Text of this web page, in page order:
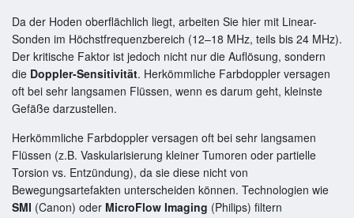
Da der Hoden oberflächlich liegt, arbeiten Sie hier mit Linear-
Sonden im Höchstfrequenzbereich (12–18 MHz, teils bis 24 MHz).
Der kritische Faktor ist jedoch nicht nur die Auflösung, sondern
die Doppler-Sensitivität. Herkömmliche Farbdoppler versagen
oft bei sehr langsamen Flüssen, wenn es darum geht, kleinste
Gefäße darzustellen.
Herkömmliche Farbdoppler versagen oft bei sehr langsamen
Flüssen (z.B. Vaskularisierung kleiner Tumoren oder partielle
Torsion vs. Entzündung), da sie diese nicht von
Bewegungsartefakten unterscheiden können. Technologien wie
SMI (Canon) oder MicroFlow Imaging (Philips) filtern